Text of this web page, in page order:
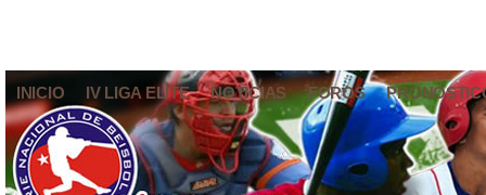
INICIO IV LIGA ELITE NOTICIAS FOROS